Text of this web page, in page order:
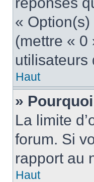
«
(mettre « 0
utilisateurs
Haut
»
La limite
forum. Si
rapport au
Haut